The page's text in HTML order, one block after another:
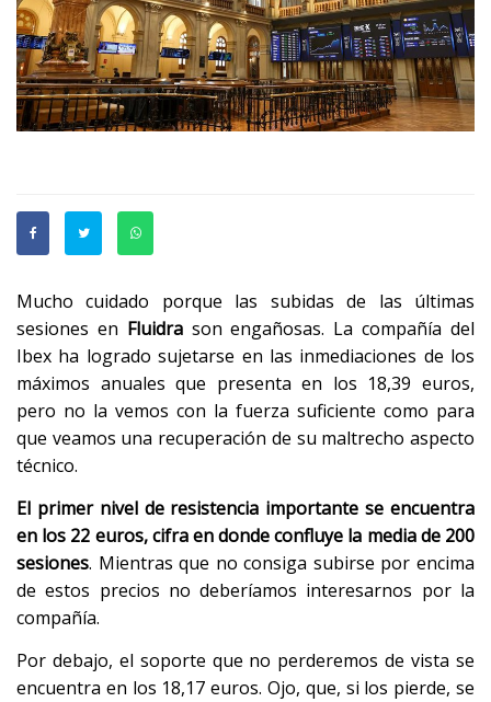
Mucho cuidado porque las subidas de las últimas
sesiones en Fluidrason engañosas. La compañía del
Ibex ha logrado sujetarse en las inmediaciones de los
máximos anuales que presenta en los 18,39 euros,
pero no la vemos con la fuerza suficiente como para
que veamos una recuperación de su maltrecho aspecto
técnico.
El primer nivel de resistencia importante se encuentra
en los 22 euros, cifra en donde confluye la media de 200
sesiones. Mientras que no consiga subirse por encima
de estos precios no deberíamos interesarnos por la
compañía.
Por debajo, el soporte que no perderemos de vista se
encuentra en los 18,17 euros. Ojo, que, si los pierde, se